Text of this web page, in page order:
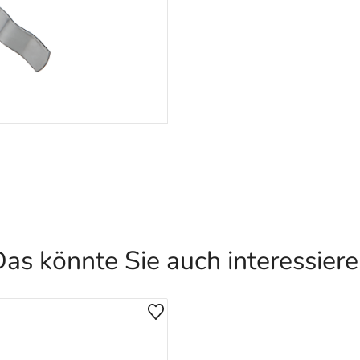
könnte Sie auch